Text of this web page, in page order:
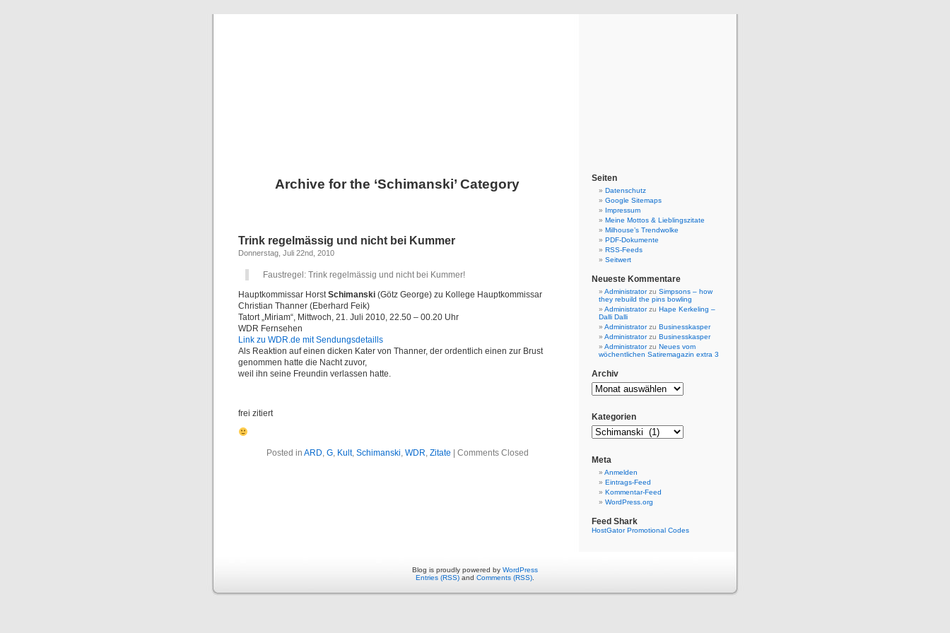
Archive for the ‘Schimanski’ Category
Trink regelmässig und nicht bei Kummer
Donnerstag, Juli 22nd, 2010
Faustregel: Trink regelmässig und nicht bei Kummer!
Hauptkommissar HorstSchimanski (Götz George) zu Kollege Hauptkommissar
Christian Thanner (Eberhard Feik)
Tatort „Miriam“, Mittwoch, 21. Juli 2010, 22.50 – 00.20 Uhr
WDR Fernsehen
Link zu WDR.de mit Sendungsdetaills
Als Reaktion auf einen dicken Kater von Thanner, der ordentlich einen zur Brust
genommen hatte die Nacht zuvor,
weil ihn seine Freundin verlassen hatte.
frei zitiert
Posted in ARD, G, Kult, Schimanski, WDR, Zitate Comments Closed
Seiten
Datenschutz
Google Sitemaps
Impressum
Meine Mottos & Lieblingszitate
Milhouse’s Trendwolke
PDF-Dokumente
RSS-Feeds
Seitwert
Neueste Kommentare
Administratorzu Simpsons – how
they rebuild the pins bowling
Administratorzu Hape Kerkeling –
Dalli Dalli
Administratorzu Businesskasper
Administratorzu Businesskasper
Administratorzu Neues vom
wöchentlichen Satiremagazin extra 3
Archiv
Kategorien
Meta
Anmelden
Eintrags-Feed
Kommentar-Feed
WordPress.org
Feed Shark
HostGator Promotional Codes
Blog is proudly powered by WordPress
Entries (RSS) and Comments (RSS)